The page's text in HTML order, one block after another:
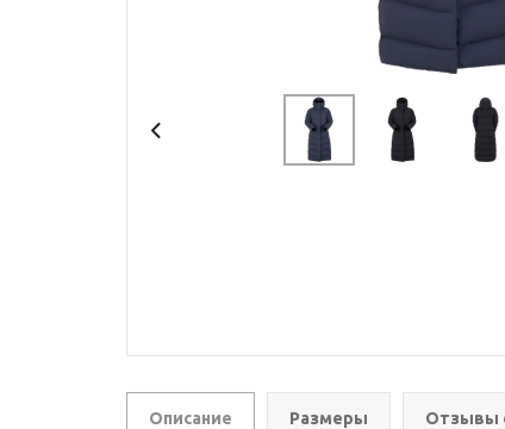
Описание Размеры Отзывы